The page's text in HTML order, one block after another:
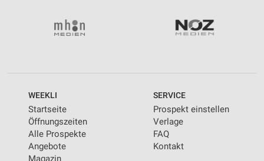
WEEKLI
Startseite
Öffnungszeiten
Alle Prospekte
Angebote
Magazin
SERVICE
Prospekt einstellen
Verlage
FAQ
Kontakt